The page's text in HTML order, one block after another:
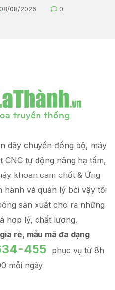
08/08/2026 0
dây chuyền đồng bộ, máy
CNC tự động nâng hạ tấm,
khoan cam chốt & Ứng
hành và quản lý bởi vậy tối
sản xuất cho ra những
hợp lý, chất lượng.
rẻ, mẫu mã đa dạng
455
phục vụ từ 8h
mỗi ngày